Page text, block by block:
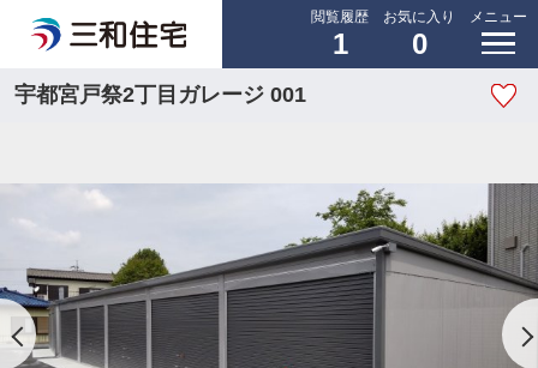
閲覧履歴
1
お気に入り
0
メニュー
宇都宮戸祭2丁目ガレージ 001